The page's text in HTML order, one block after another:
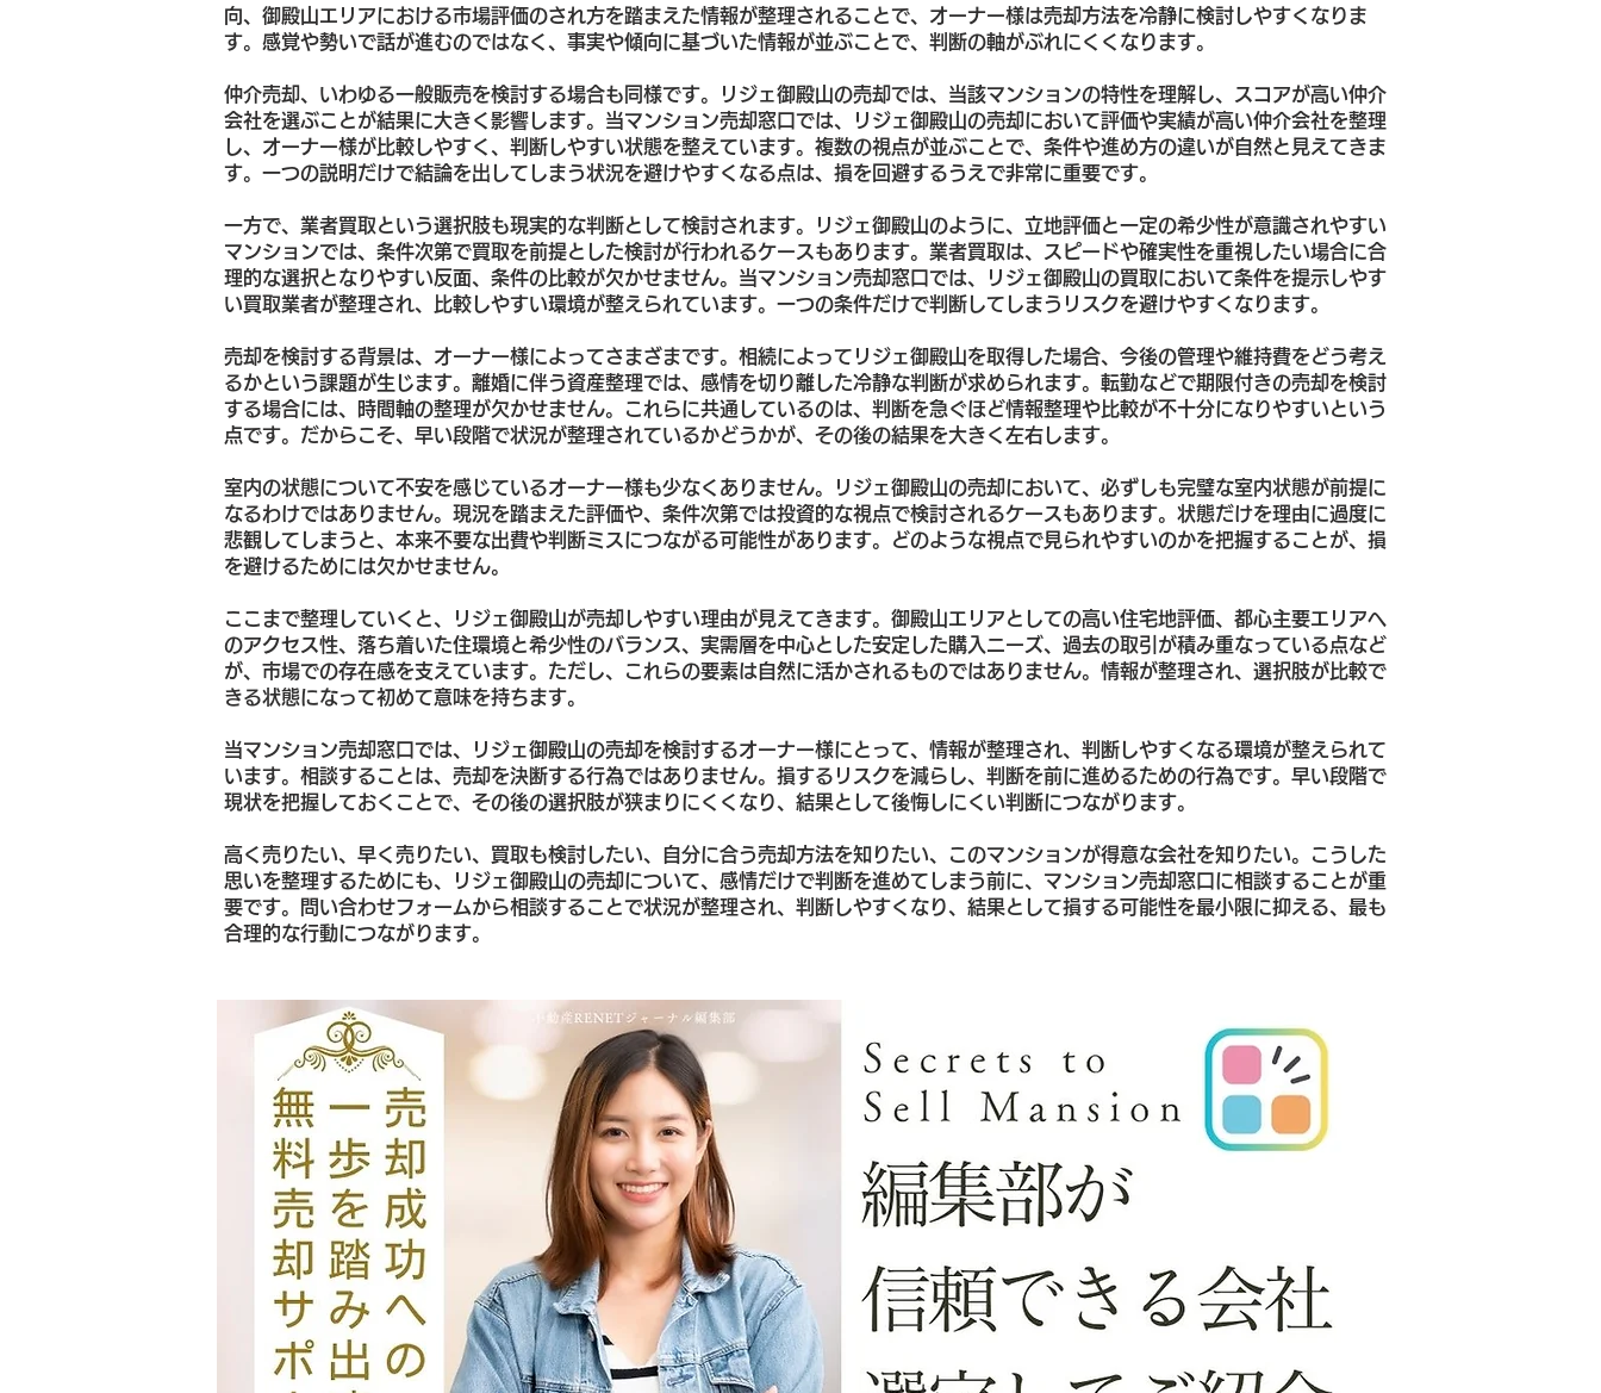
向、御殿山エリアにおける市場評価のされ方を踏まえた情報が整理されることで、オーナー様は売却方法を冷静に検討しやすくなりま
す。感覚や勢いで話が進むのではなく、事実や傾向に基づいた情報が並ぶことで、判断の軸がぶれにくくなります。
仲介売却、いわゆる一般販売を検討する場合も同様です。リジェ御殿山の売却では、当該マンションの特性を理解し、スコアが高い仲介
会社を選ぶことが結果に大きく影響します。当マンション売却窓口では、リジェ御殿山の売却において評価や実績が高い仲介会社を整理
し、オーナー様が比較しやすく、判断しやすい状態を整えています。複数の視点が並ぶことで、条件や進め方の違いが自然と見えてきま
す。一つの説明だけで結論を出してしまう状況を避けやすくなる点は、損を回避するうえで非常に重要です。
一方で、業者買取という選択肢も現実的な判断として検討されます。リジェ御殿山のように、立地評価と一定の希少性が意識されやすい
マンションでは、条件次第で買取を前提とした検討が行われるケースもあります。業者買取は、スピードや確実性を重視したい場合に合
理的な選択となりやすい反面、条件の比較が欠かせません。当マンション売却窓口では、リジェ御殿山の買取において条件を提示しやす
い買取業者が整理され、比較しやすい環境が整えられています。一つの条件だけで判断してしまうリスクを避けやすくなります。
売却を検討する背景は、オーナー様によってさまざまです。相続によってリジェ御殿山を取得した場合、今後の管理や維持費をどう考え
るかという課題が生じます。離婚に伴う資産整理では、感情を切り離した冷静な判断が求められます。転勤などで期限付きの売却を検討
する場合には、時間軸の整理が欠かせません。これらに共通しているのは、判断を急ぐほど情報整理や比較が不十分になりやすいという
点です。だからこそ、早い段階で状況が整理されているかどうかが、その後の結果を大きく左右します。
室内の状態について不安を感じているオーナー様も少なくありません。リジェ御殿山の売却において、必ずしも完璧な室内状態が前提に
なるわけではありません。現況を踏まえた評価や、条件次第では投資的な視点で検討されるケースもあります。状態だけを理由に過度に
悲観してしまうと、本来不要な出費や判断ミスにつながる可能性があります。どのような視点で見られやすいのかを把握することが、損
を避けるためには欠かせません。
ここまで整理していくと、リジェ御殿山が売却しやすい理由が見えてきます。御殿山エリアとしての高い住宅地評価、都心主要エリアへ
のアクセス性、落ち着いた住環境と希少性のバランス、実需層を中心とした安定した購入ニーズ、過去の取引が積み重なっている点など
が、市場での存在感を支えています。ただし、これらの要素は自然に活かされるものではありません。情報が整理され、選択肢が比較で
きる状態になって初めて意味を持ちます。
当マンション売却窓口では、リジェ御殿山の売却を検討するオーナー様にとって、情報が整理され、判断しやすくなる環境が整えられて
います。相談することは、売却を決断する行為ではありません。損するリスクを減らし、判断を前に進めるための行為です。早い段階で
現状を把握しておくことで、その後の選択肢が狭まりにくくなり、結果として後悔しにくい判断につながります。
高く売りたい、早く売りたい、買取も検討したい、自分に合う売却方法を知りたい、このマンションが得意な会社を知りたい。こうした
思いを整理するためにも、リジェ御殿山の売却について、感情だけで判断を進めてしまう前に、マンション売却窓口に相談することが重
要です。問い合わせフォームから相談することで状況が整理され、判断しやすくなり、結果として損する可能性を最小限に抑える、最も
合理的な行動につながります。